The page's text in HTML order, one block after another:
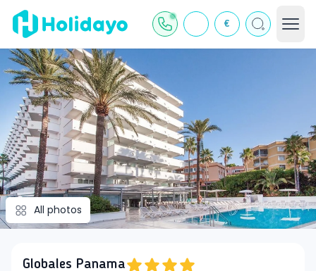
€
All photos
Globales Panama